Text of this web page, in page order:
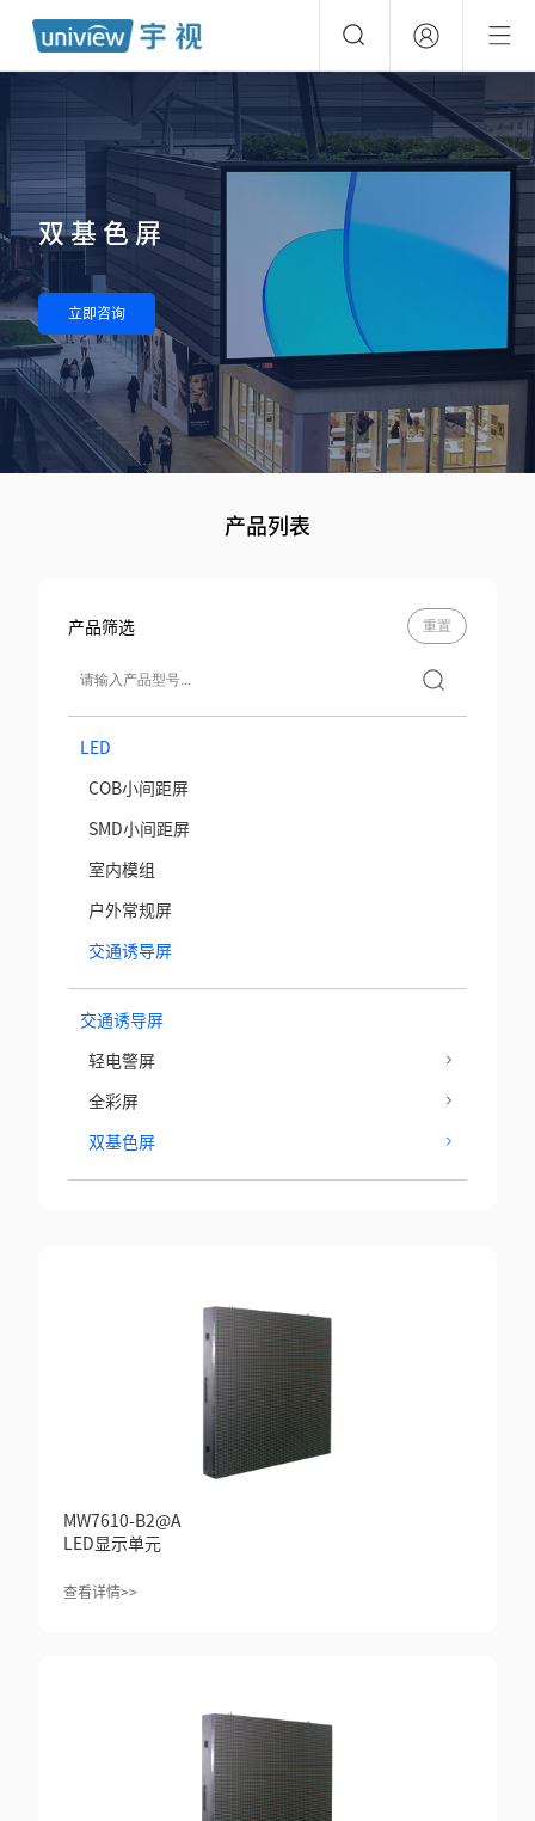
双基色屏
立即咨询
产品列表
产品筛选 重置
LED
COB小间距屏
SMD小间距屏
室内模组
户外常规屏
交通诱导屏
交通诱导屏
轻电警屏
全彩屏
双基色屏
MW7610-B2@A
LED显示单元
查看详情>>